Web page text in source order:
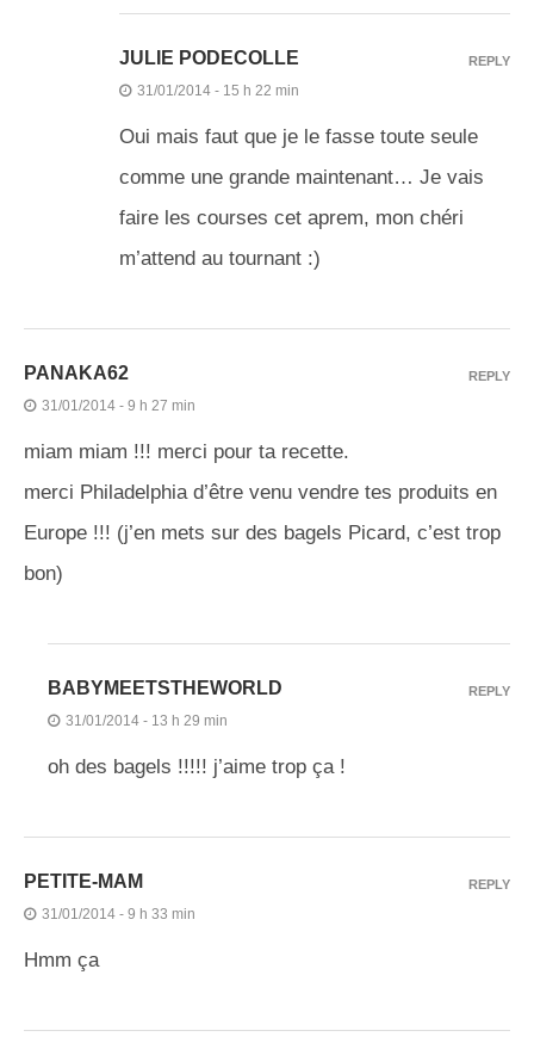
JULIE PODECOLLE
31/01/2014 - 15 h 22 min
Oui mais faut que je le fasse toute seule
comme une grande maintenant… Je vais
faire les courses cet aprem, mon chéri
m’attend au tournant :)
REPLY
PANAKA62
31/01/2014 - 9 h 27 min
miam miam !!! merci pour ta recette.
merci Philadelphia d’être venu vendre tes produits en
Europe !!! (j’en mets sur des bagels Picard, c’est trop
bon)
REPLY
BABYMEETSTHEWORLD
31/01/2014 - 13 h 29 min
oh des bagels !!!!! j’aime trop ça !
REPLY
PETITE-MAM
31/01/2014 - 9 h 33 min
Hmm ça
REPLY